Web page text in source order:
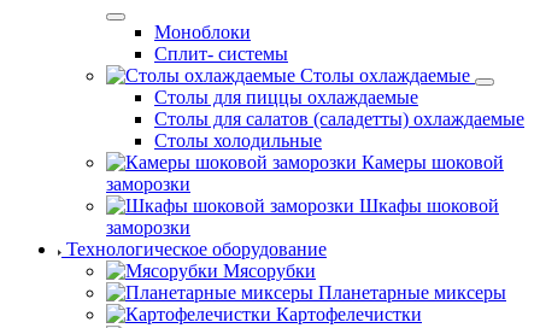
Моноблоки
Сплит- системы
Столы охлаждаемые
Столы для пиццы охлаждаемые
Столы для салатов (саладетты) охлаждаемые
Столы холодильные
Камеры шоковой
заморозки
Шкафы шоковой
заморозки
Технологическое оборудование
Мясорубки
Планетарные миксеры
Картофелечистки